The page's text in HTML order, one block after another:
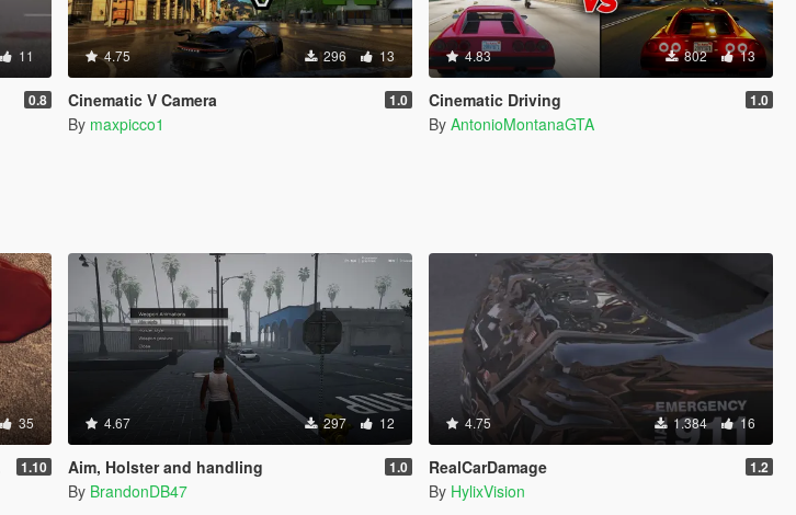
11
0.8
4.75 296 13
Cinematic V Camera 1.0
By maxpicco1
4.83 802 13
Cinematic Driving 1.0
By AntonioMontanaGTA
35
1.10
4.67 297 12
Aim, Holster and handling 1.0
By BrandonDB47
4.75 1.384 16
RealCarDamage 1.2
By HylixVision